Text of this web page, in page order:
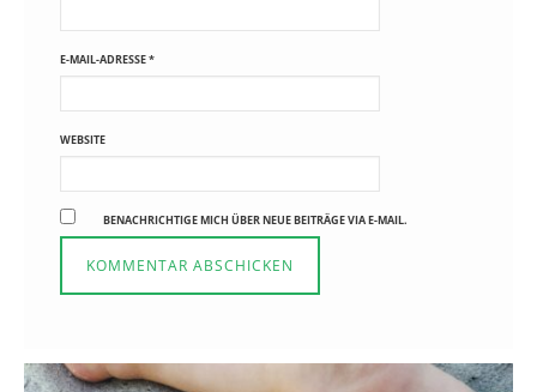
E-MAIL-ADRESSE*
WEBSITE
BENACHRICHTIGE MICH ÜBER NEUE BEITRÄGE VIA E-MAIL.